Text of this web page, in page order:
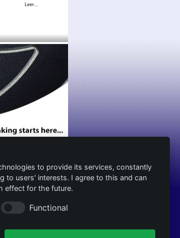
Leer...
to provide its services, constantly
to users' interests. I agree to this and can
effect for the future.
Functional